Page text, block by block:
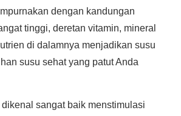
dengan kandungan
tinggi, deretan vitamin, mineral
di dalamnya menjadikan susu
susu sehat yang patut Anda
sangat baik menstimulasi